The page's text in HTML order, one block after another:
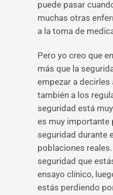
puede pasar
muchas otras
a la toma de
Pero yo creo que
más que la
empezar a decirles
también a los
seguridad está
es muy importante
seguridad durante
poblaciones
seguridad que
ensayo clínico,
estás perdiendo